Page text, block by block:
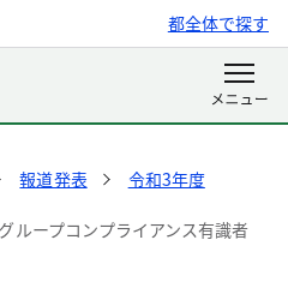
都全体で探す
報道発表
令和3年度
ループコンプライアンス有識者